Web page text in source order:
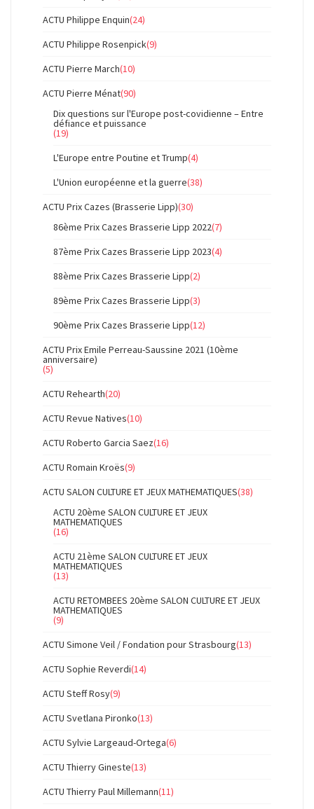
ACTU Philippe Enquin(24)
ACTU Philippe Rosenpick(9)
ACTU Pierre March(10)
ACTU Pierre Ménat(90)
Dix questions sur l'Europe post-covidienne – Entre
défiance et puissance
(19)
L'Europe entre Poutine et Trump(4)
L'Union européenne et la guerre(38)
ACTU Prix Cazes (Brasserie Lipp)(30)
86ème Prix Cazes Brasserie Lipp 2022(7)
87ème Prix Cazes Brasserie Lipp 2023(4)
88ème Prix Cazes Brasserie Lipp(2)
89ème Prix Cazes Brasserie Lipp(3)
90ème Prix Cazes Brasserie Lipp(12)
ACTU Prix Emile Perreau-Saussine 2021 (10ème
anniversaire)
(5)
ACTU Rehearth(20)
ACTU Revue Natives(10)
ACTU Roberto Garcia Saez(16)
ACTU Romain Kroës(9)
ACTU SALON CULTURE ET JEUX MATHEMATIQUES(38)
ACTU 20ème SALON CULTURE ET JEUX
MATHEMATIQUES
(16)
ACTU 21ème SALON CULTURE ET JEUX
MATHEMATIQUES
(13)
ACTU RETOMBEES 20ème SALON CULTURE ET JEUX
MATHEMATIQUES
(9)
ACTU Simone Veil / Fondation pour Strasbourg(13)
ACTU Sophie Reverdi(14)
ACTU Steff Rosy(9)
ACTU Svetlana Pironko(13)
ACTU Sylvie Largeaud-Ortega(6)
ACTU Thierry Gineste(13)
ACTU Thierry Paul Millemann(11)